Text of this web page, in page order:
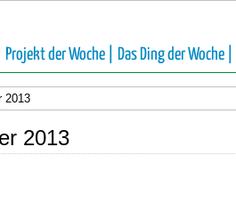
Projekt der Woche | Das Ding der Woche |
2013
2013